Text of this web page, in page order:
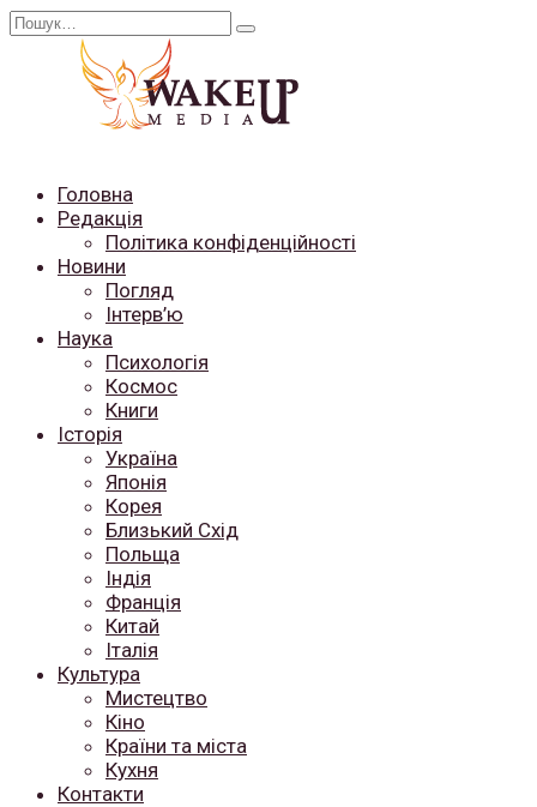
Перейти
Search
Головна
Редакція
Політика конфіденційності
Новини
Погляд
Інтерв’ю
Наука
Психологія
Космос
Книги
Історія
Україна
Японія
Корея
Близький Схід
Польща
Індія
Франція
Китай
Італія
Культура
Мистецтво
Кіно
Країни та міста
Кухня
Контакти